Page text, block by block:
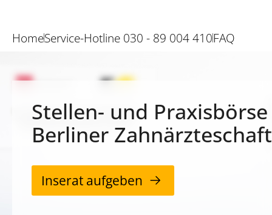
HomeService-Hotline 030 - 89 004 410FAQ
Stellen- und
Berliner Zahnärzteschaft
Inserat aufgeben